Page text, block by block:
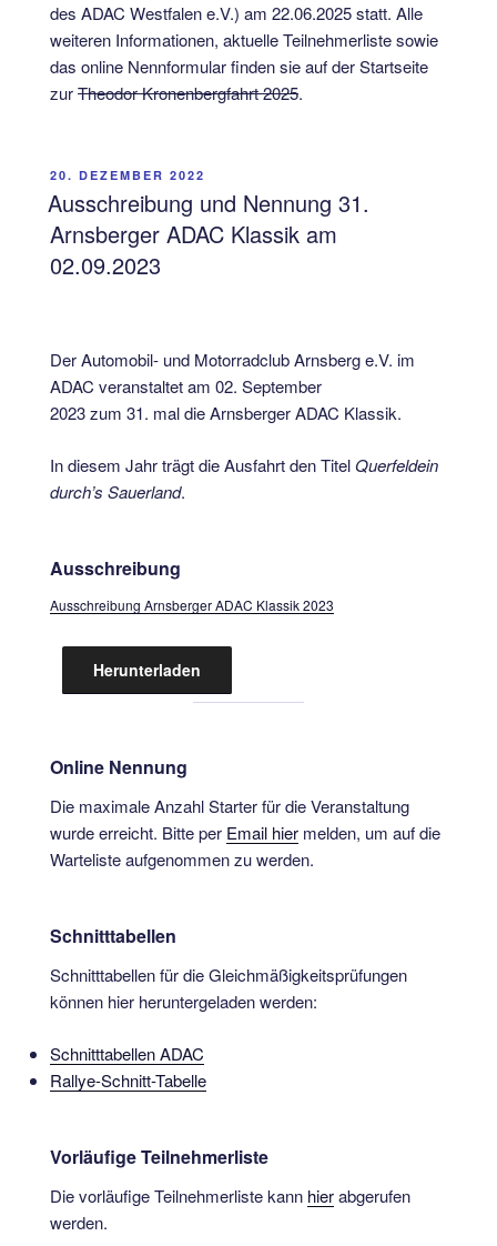
des ADAC Westfalen e.V.) am 22.06.2025 statt. Alle
weiteren Informationen, aktuelle Teilnehmerliste sowie
das online Nennformular finden sie auf der Startseite
zurTheodor Kronenbergfahrt 2025.
VERÖFFENTLICHT
AM
20. DEZEMBER 2022
Ausschreibung und Nennung 31.
Arnsberger ADAC Klassik am
02.09.2023
Der Automobil- und Motorradclub Arnsberg e.V. im
ADAC veranstaltet am 02. September
2023 zum 31. mal die Arnsberger ADAC Klassik.
In diesem Jahr trägt die Ausfahrt den TitelQuerfeldein
durch’s Sauerland.
Ausschreibung
Ausschreibung Arnsberger ADAC Klassik 2023
Herunterladen
Online Nennung
Die maximale Anzahl Starter für die Veranstaltung
wurde erreicht. Bitte per Email hier melden, um auf die
Warteliste aufgenommen zu werden.
Schnitttabellen
Schnitttabellen für die Gleichmäßigkeitsprüfungen
können hier heruntergeladen werden:
Schnitttabellen ADAC
Rallye-Schnitt-Tabelle
Vorläufige Teilnehmerliste
Die vorläufige Teilnehmerliste kann hierabgerufen
werden.